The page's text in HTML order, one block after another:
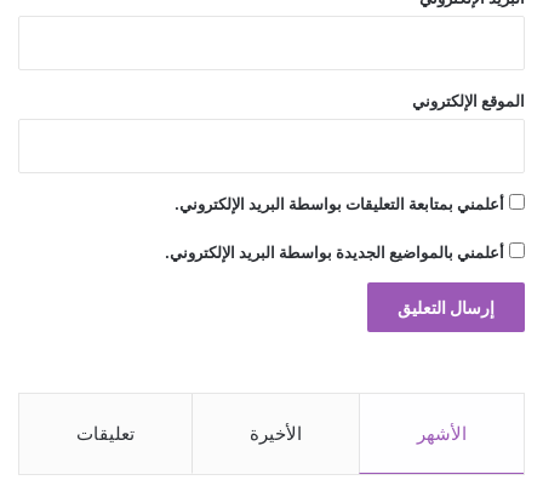
الموقع الإلكتروني
أعلمني بمتابعة التعليقات بواسطة البريد الإلكتروني.
أعلمني بالمواضيع الجديدة بواسطة البريد الإلكتروني.
الأشهر الأخيرة تعليقات